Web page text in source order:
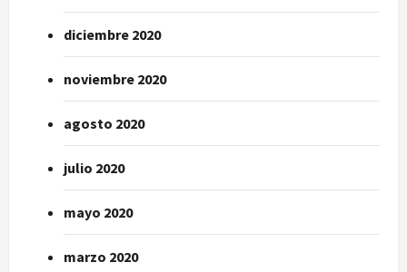
diciembre 2020
noviembre 2020
agosto 2020
julio 2020
mayo 2020
marzo 2020